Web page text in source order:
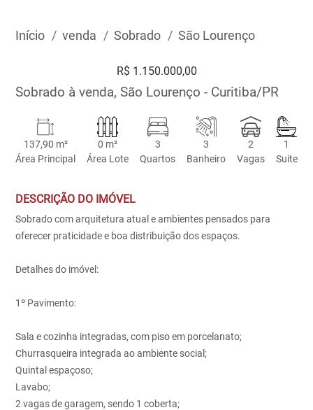
Início venda Sobrado São Lourenço
R$ 1.150.000,00
Sobrado à venda, São Lourenço - Curitiba/PR
137,90 m²
Área Principal
0 m²
Área Lote
3
Quartos
3
Banheiro
2
Vagas
1
Suite
DESCRIÇÃO DO IMÓVEL
Sobrado com arquitetura atual e ambientes pensados para
oferecer praticidade e boa distribuição dos espaços.
Detalhes do imóvel:
1º Pavimento:
Sala e cozinha integradas, com piso em porcelanato;
Churrasqueira integrada ao ambiente social;
Quintal espaçoso;
Lavabo;
2 vagas de garagem, sendo 1 coberta;